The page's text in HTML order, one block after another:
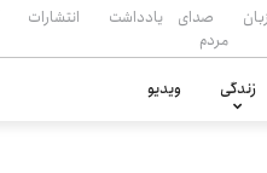
صدای
مردم
یادداشت انتشارات
زندگی ویدیو